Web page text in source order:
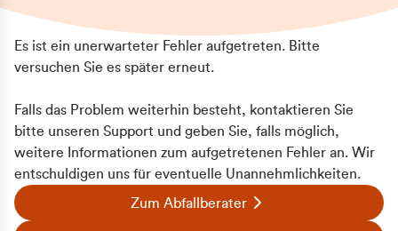
Es ist ein unerwarteter Fehler aufgetreten. Bitte
versuchen Sie es später erneut.
Falls das Problem weiterhin besteht, kontaktieren Sie
bitte unseren Support und geben Sie, falls möglich,
weitere Informationen zum aufgetretenen Fehler an. Wir
entschuldigen uns für eventuelle Unannehmlichkeiten.
Zum Abfallberater